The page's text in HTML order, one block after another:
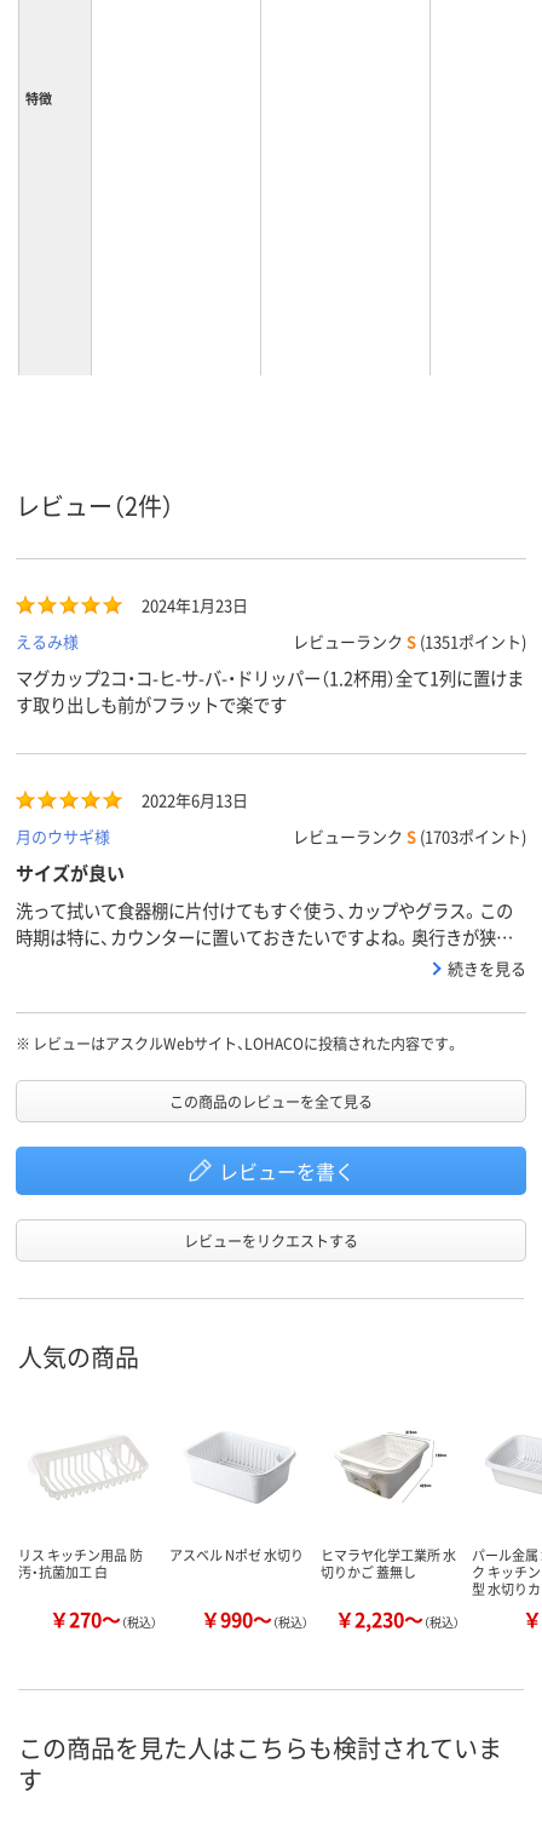
特徴
レビュー（2件）
2024年1月23日
えるみ様
レビューランク S (1351ポイント)
マグカップ2コ・コ-ヒ-サ-バ-・ドリッパー（1.2杯用）全て1列に置けま
す取り出しも前がフラットで楽です
2022年6月13日
月のウサギ様
レビューランク S (1703ポイント)
サイズが良い
洗って拭いて食器棚に片付けてもすぐ使う、カップやグラス。この
時期は特に、カウンターに置いておきたいですよね。奥行きが狭い
ので場所を取らずオシャレにスタンバイできておススメです。続きを見る
※ レビューはアスクルWebサイト、LOHACOに投稿された内容です。
この商品のレビューを全て見る
レビューを書く
レビューをリクエストする
人気の商品
リス キッチン用品 防
汚・抗菌加工 白
￥270～（税込）
アスベル Nポゼ 水切り
￥990～（税込）
ヒマラヤ化学工業所 水
切りかご 蓋無し
￥2,230～（税込）
パール金
ク キッチ
型 水切り
この商品を見た人はこちらも検討されていま
す